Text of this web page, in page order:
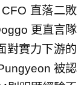
直落二敗
更直言隊
對實力下游的
被認